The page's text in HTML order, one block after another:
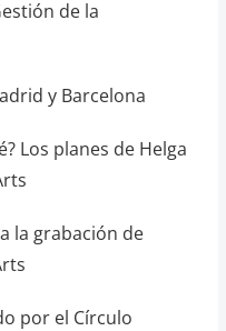
de la
y Barcelona
Los planes de Helga
la grabación de
por el Círculo